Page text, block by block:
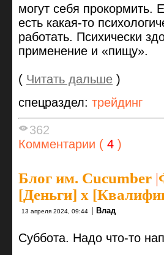
могут себя прокормить.
есть какая-то
работать. Психически
применение и «пищу».
( Читать дальше )
спецраздел: трейдинг
362
Комментарии ( 4 )
Блог им. Cucumber |
[Деньги] x
13 апреля 2024, 09:44 | Влад
Суббота. Надо что-то